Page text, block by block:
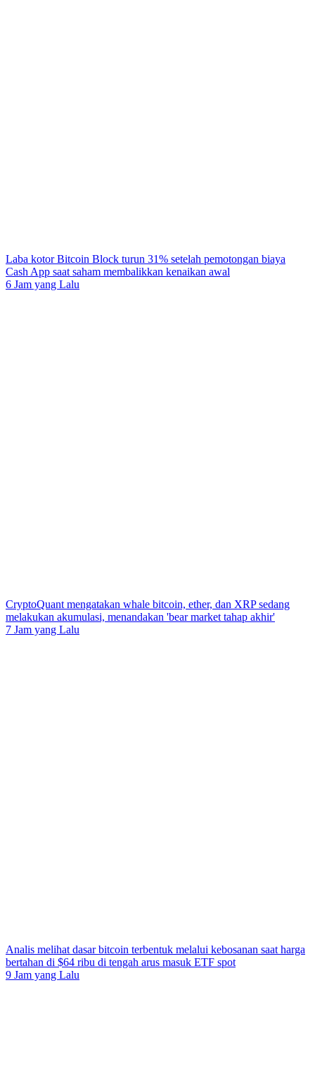
Laba kotor Bitcoin Block turun 31% setelah pemotongan biaya
Cash App saat saham membalikkan kenaikan awal
6 Jam yang Lalu
CryptoQuant mengatakan whale bitcoin, ether, dan XRP sedang
melakukan akumulasi, menandakan 'bear market tahap akhir'
7 Jam yang Lalu
Analis melihat dasar bitcoin terbentuk melalui kebosanan saat harga
bertahan di $64 ribu di tengah arus masuk ETF spot
9 Jam yang Lalu